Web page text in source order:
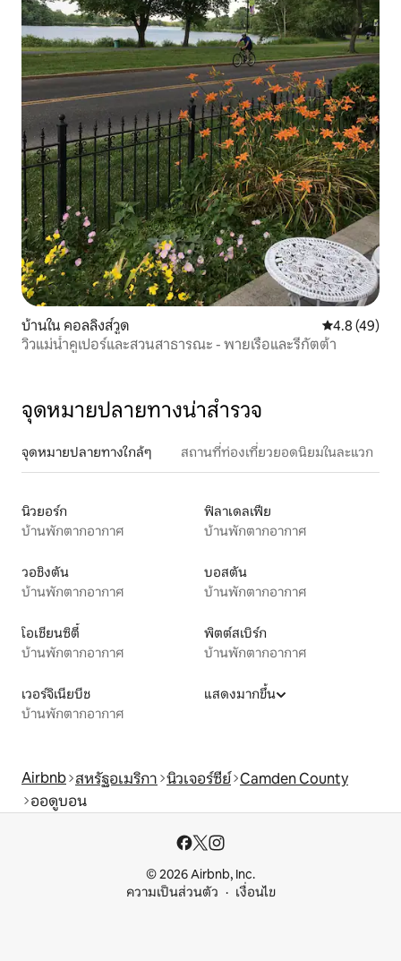
บ้านใน คอลลิงส์วูด คะแนนเฉลี่ย
4.8 (49)
วิวแม่น้ำคูเปอร์และสวนสาธารณะ - พายเรือและรีกัตต้า
จุดหมายปลายทางน่าสำรวจ
จุดหมายปลายทางใกล้ๆ สถานที่ท่องเที่ยวยอดนิยมในละแวก
นิวยอร์ก
บ้านพักตากอากาศ
ฟิลาเดลเฟีย
บ้านพักตากอากาศ
วอชิงตัน
บ้านพักตากอากาศ
บอสตัน
บ้านพักตากอากาศ
โอเชียนซิตี้
บ้านพักตากอากาศ
พิตต์สเบิร์ก
บ้านพักตากอากาศ
เวอร์จิเนียบีช
บ้านพักตากอากาศ
แสดงมากขึ้น
Airbnb สหรัฐอเมริกา นิวเจอร์ซีย์ Camden County
ออดูบอน
© 2026 Airbnb, Inc.
ความเป็นส่วนตัว
เงื่อนไข